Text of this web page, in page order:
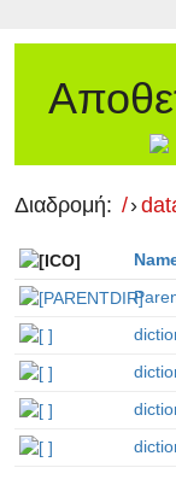
Διαδρομή: /›